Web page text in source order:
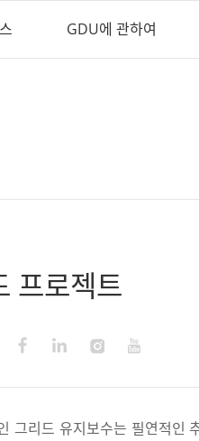
GDU에 관하여
프로젝트
그리드 유지보수는 필연적인